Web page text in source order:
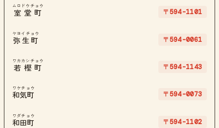
室堂町
ムロドウチョウ
〒594-1101
弥生町
ヤヨイチョウ
〒594-0061
若樫町
ワカカシチョウ
〒594-1143
和気町
ワケチョウ
〒594-0073
和田町
ワダチョウ
〒594-1102